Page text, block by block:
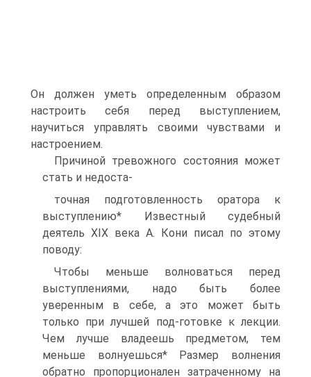
Он должен уметь определенным образом
настроить себя перед выступлением,
научиться управлять своими чувствами и
настроением.
Причиной тревожного состояния может
стать и недоста-
точная подготовленность оратора к
выступлению* Известный судебный
деятель XIX века А. Кони писал по этому
поводу:
Чтобы меньше волноваться перед
выступлениями, надо быть более
уверенным в себе, а это может быть
только при лучшей под-готовке к лекции.
Чем лучше владеешь предметом, тем
меньше волнуешься* Размер волнения
обратно пропорционален затраченному на